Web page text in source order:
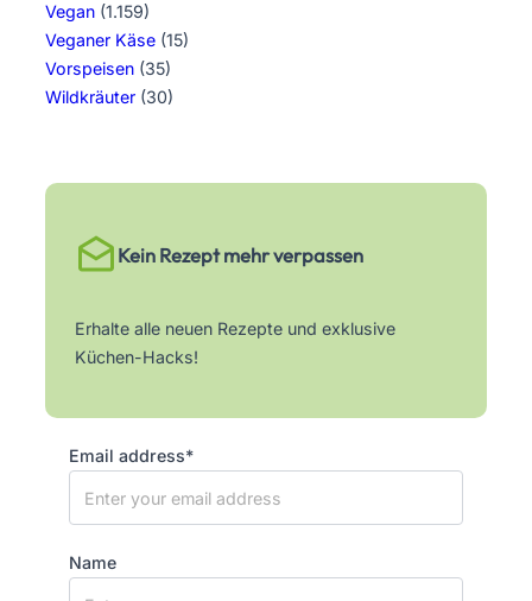
Vegan (1.159)
Veganer Käse (15)
Vorspeisen (35)
Wildkräuter (30)
Kein Rezept mehr verpassen
Erhalte alle neuen Rezepte und exklusive
Küchen-Hacks!
Email address*
Name